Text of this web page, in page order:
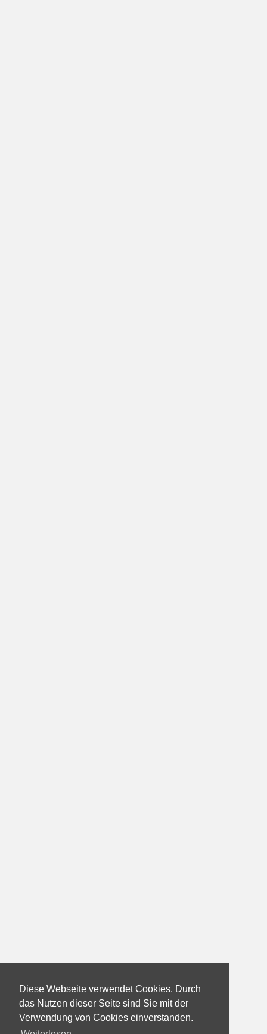
Diese Webseite verwendet Cookies. Durch
das Nutzen dieser Seite sind Sie mit der
Verwendung von Cookies einverstanden.